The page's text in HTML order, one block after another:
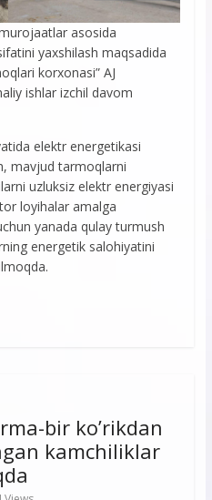
asosida
yaxshilash maqsadida
korxonasi” AJ
ishlar izchil davom
elektr energetikasi
mavjud tarmoqlarni
uzluksiz elektr energiyasi
loyihalar amalga
yanada qulay turmush
energetik salohiyatini
bir ko’rikdan
kamchiliklar